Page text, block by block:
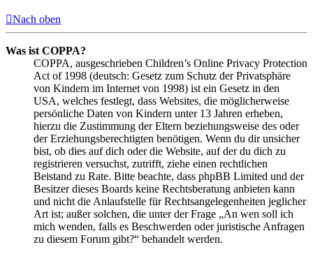
Nach oben
Was ist COPPA?
COPPA, ausgeschrieben Children’s Online Privacy Protection
Act of 1998 (deutsch: Gesetz zum Schutz der Privatsphäre
von Kindern im Internet von 1998) ist ein Gesetz in den
USA, welches festlegt, dass Websites, die möglicherweise
persönliche Daten von Kindern unter 13 Jahren erheben,
hierzu die Zustimmung der Eltern beziehungsweise des oder
der Erziehungsberechtigten benötigen. Wenn du dir unsicher
bist, ob dies auf dich oder die Website, auf der du dich zu
registrieren versuchst, zutrifft, ziehe einen rechtlichen
Beistand zu Rate. Bitte beachte, dass phpBB Limited und der
Besitzer dieses Boards keine Rechtsberatung anbieten kann
und nicht die Anlaufstelle für Rechtsangelegenheiten jeglicher
Art ist; außer solchen, die unter der Frage „An wen soll ich
mich wenden, falls es Beschwerden oder juristische Anfragen
zu diesem Forum gibt?“ behandelt werden.